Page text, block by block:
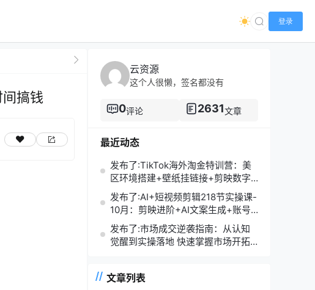
登录
搞钱
云资源
这个人很懒，签名都没有
0评论 2631文章
最近动态
发布了:TikTok海外淘金特训营：美
区环境搭建+壁纸挂链接+剪映数字
人，月入1.5万
发布了:AI+短视频剪辑218节实操课-
10月：剪映进阶+AI文案生成+账号
运营，月入2万
发布了:市场成交逆袭指南：从认知
觉醒到实操落地 快速掌握市场开拓
文章列表